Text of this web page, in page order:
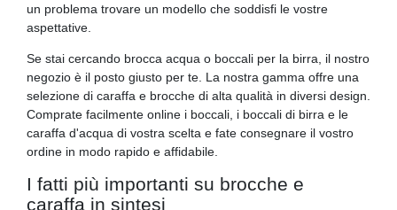
un problema trovare un modello che soddisfi le vostre
aspettative.
Se stai cercando brocca acqua o boccali per la birra, il nostro
negozio è il posto giusto per te. La nostra gamma offre una
selezione di caraffa e brocche di alta qualità in diversi design.
Comprate facilmente online i boccali, i boccali di birra e le
caraffa d'acqua di vostra scelta e fate consegnare il vostro
ordine in modo rapido e affidabile.
I fatti più importanti su brocche e
caraffa in sintesi